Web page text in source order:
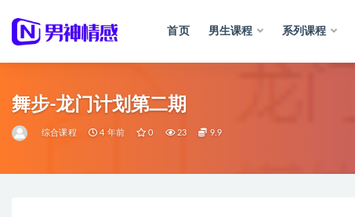
首页 男生课程 系列课程
舞步-龙门计划第二期
综合课程 4 年前 0 23 9.9